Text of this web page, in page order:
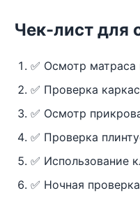
Чек-лист для
✅ Осмотр матраса
✅ Проверка
✅ Осмотр
✅ Проверка
✅ Использование
✅ Ночная